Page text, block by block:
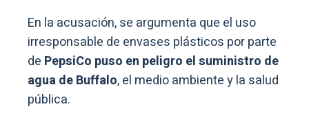
En la acusación, se argumenta que el uso
irresponsable de envases plásticos por parte
de PepsiCo puso en peligro el suministro de
agua de Buffalo, el medio ambiente y la salud
pública.